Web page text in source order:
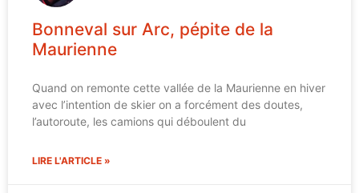
Bonneval sur Arc, pépite de la
Maurienne
Quand on remonte cette vallée de la Maurienne en hiver
avec l’intention de skier on a forcément des doutes,
l’autoroute, les camions qui déboulent du
LIRE L'ARTICLE »